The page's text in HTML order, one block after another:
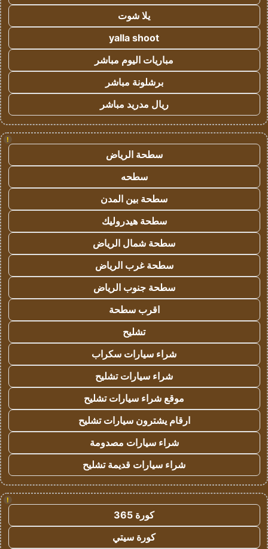
يلا شوت
yalla shoot
مباريات اليوم مباشر
برشلونة مباشر
ريال مدريد مباشر
!
سطحة الرياض
سطحه
سطحة بين المدن
سطحة هيدروليك
سطحة شمال الرياض
سطحة غرب الرياض
سطحة جنوب الرياض
اقرب سطحة
تشليح
شراء سيارات سكراب
شراء سيارات تشليح
موقع شراء سيارات تشليح
ارقام يشترون سيارات تشليح
شراء سيارات مصدومة
شراء سيارات قديمة تشليح
!
كورة 365
كورة سيتي